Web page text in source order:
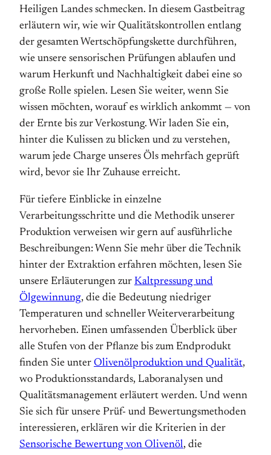
Heiligen Landes schmecken. In diesem Gastbeitrag
erläutern wir, wie wir Qualitätskontrollen entlang
der gesamten Wertschöpfungskette durchführen,
wie unsere sensorischen Prüfungen ablaufen und
warum Herkunft und Nachhaltigkeit dabei eine so
große Rolle spielen. Lesen Sie weiter, wenn Sie
wissen möchten, worauf es wirklich ankommt — von
der Ernte bis zur Verkostung. Wir laden Sie ein,
hinter die Kulissen zu blicken und zu verstehen,
warum jede Charge unseres Öls mehrfach geprüft
wird, bevor sie Ihr Zuhause erreicht.
Für tiefere Einblicke in einzelne
Verarbeitungsschritte und die Methodik unserer
Produktion verweisen wir gern auf ausführliche
Beschreibungen: Wenn Sie mehr über die Technik
hinter der Extraktion erfahren möchten, lesen Sie
unsere Erläuterungen zur Kaltpressung und
Ölgewinnung, die die Bedeutung niedriger
Temperaturen und schneller Weiterverarbeitung
hervorheben. Einen umfassenden Überblick über
alle Stufen von der Pflanze bis zum Endprodukt
finden Sie unter Olivenölproduktion und Qualität,
wo Produktionsstandards, Laboranalysen und
Qualitätsmanagement erläutert werden. Und wenn
Sie sich für unsere Prüf- und Bewertungsmethoden
interessieren, erklären wir die Kriterien in der
Sensorische Bewertung von Olivenöl, die